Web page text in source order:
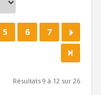
5 6 7
Résultats 9 à 12 sur 26